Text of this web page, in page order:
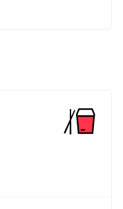
道から福岡まで全国